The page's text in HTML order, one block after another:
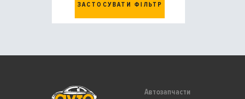
ЗАСТОСУВАТИ ФІЛЬТР
Автозапчасти